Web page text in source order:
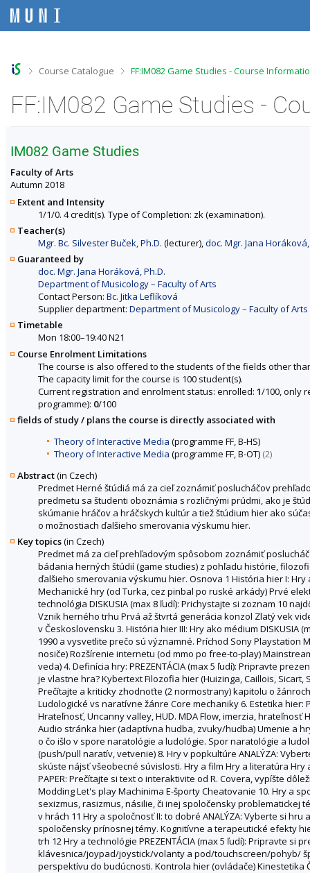
iiii
>Course Catalogue >
FF:IM082 Game Studies - Course
FF:IM082 Game Studies -
IM082 Game Studies
Faculty of Arts
Autumn 2018
Extent and Intensity
1/1/0. 4 credit(s). Type of Completion: zk (examination).
Teacher(s)
Mgr. Bc. Silvester Buček, Ph.D. (lecturer),doc. Mgr. Jana
Guaranteed by
doc. Mgr. Jana Horáková, Ph.D.
Department of Musicology – Faculty of Arts
Contact Person: Bc. Jitka Leflíková
Supplier department: Department of Musicology – Faculty of Arts
Timetable
Mon 18:00–19:40 N21
Course Enrolment Limitations
The course is also offered to the students of the fields other
The capacity limit for the course is 100 student(s).
Current registration and enrolment status: enrolled: 1/100, only
programme): 0/100
fields of study / plans the course is directly associated with
Theory of Interactive Media (programme FF, B-HS)
Theory of Interactive Media (programme FF, B-OT) (2)
Abstract(in Czech)
Predmet Herné štúdiá má za cieľ zoznámiť poslucháčov
predmetu sa študenti oboznámia s rozličnými prúdmi, ako je
skúmanie hráčov a hráčskych kultúr a tiež štúdium hier ako
o možnostiach ďalšieho smerovania výskumu hier.
Key topics(in Czech)
Predmet má za cieľ prehľadovým spôsobom zoznámiť
bádania herných štúdií (game studies) z pohľadu histórie,
ďalšieho smerovania výskumu hier. Osnova 1 História hier I:
Mechanické hry (od Turka, cez pinbal po ruské arkády) Prvé
technológia DISKUSIA (max 8 ľudí): Prichystajte si zoznam 10
Vznik herného trhu Prvá až štvrtá generácia konzol Zlatý vek
v Československu 3. História hier III: Hry ako médium
1990 a vysvetlite prečo sú významné. Príchod Sony
nosiče) Rozšírenie internetu (od mmo po free-to-play)
veda) 4. Definícia hry: PREZENTÁCIA (max 5 ľudí): Pripravte
je vlastne hra? Kybertext Filozofia hier (Huizinga, Caillois, Sicart,
Prečítajte a kriticky zhodnoťte (2 normostrany) kapitolu o
Ludologické vs naratívne žánre Core mechaniky 6. Estetika hier:
Hrateľnosť, Uncanny valley, HUD. MDA Flow, imerzia,
Audio stránka hier (adaptívna hudba, zvuky/hudba) Umenie a
o čo išlo v spore naratológie a ludológie. Spor naratológie a
(push/pull naratív, vetvenie) 8. Hry v popkultúre ANALÝZA:
skúste nájsť všeobecné súvislosti. Hry a film Hry a literatúra Hry
PAPER: Prečítajte si text o interaktivite od R. Covera, vypíšte
Modding Let's play Machinima E-športy Cheatovanie 10. Hry a
sexizmus, rasizmus, násilie, či inej spoločensky problematickej
v hrách 11 Hry a spoločnosť II: to dobré ANALÝZA: Vyberte si
spoločensky prínosnej témy. Kognitívne a terapeutické efekty
trh 12 Hry a technológie PREZENTÁCIA (max 5 ľudí): Pripravte
klávesnica/joypad/joystick/volanty a pod/touchscreen/pohyb/
perspektívu do budúcnosti. Kontrola hier (ovládače) Kinestetika